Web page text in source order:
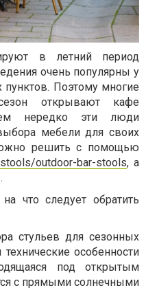
в летний период
очень популярны у
пунктов. Поэтому многие
открывают кафе
нередко эти люди
мебели для своих
решить с помощью
outdoor-bar-stools, а
что следует обратить
стульев для сезонных
особенности
под открытым
с прямыми солнечными